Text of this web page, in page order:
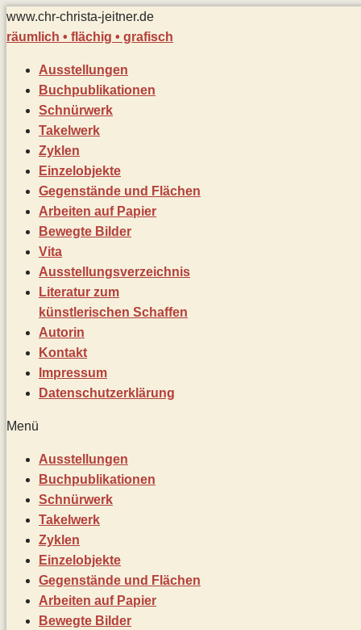
Zum
Inhalt
www.chr-christa-jeitner.de
räumlich • flächig • grafisch
Ausstellungen
Buchpublikationen
Schnürwerk
Takelwerk
Zyklen
Einzelobjekte
Gegenstände und Flächen
Arbeiten auf Papier
Bewegte Bilder
Vita
Ausstellungsverzeichnis
Literatur zum
künstlerischen Schaffen
Autorin
Kontakt
Impressum
Datenschutz­erklärung
Menü
Ausstellungen
Buchpublikationen
Schnürwerk
Takelwerk
Zyklen
Einzelobjekte
Gegenstände und Flächen
Arbeiten auf Papier
Bewegte Bilder